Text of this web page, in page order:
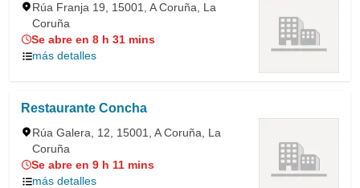
Rúa Franja 19, 15001, A Coruña, La
Coruña
Se abre en 8 h 31 mins
más detalles
Restaurante Concha
Rúa Galera, 12, 15001, A Coruña, La
Coruña
Se abre en 9 h 11 mins
más detalles